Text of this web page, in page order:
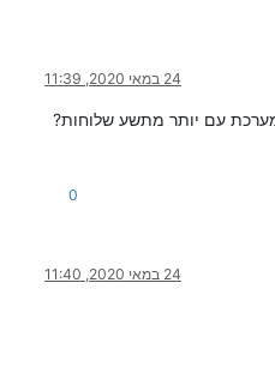
24 במאי 2020, 11:39
עם יותר מתשע שלוחות?
0
24 במאי 2020, 11:40